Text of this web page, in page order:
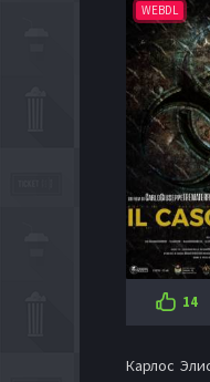
WEBDL
14
Карлос